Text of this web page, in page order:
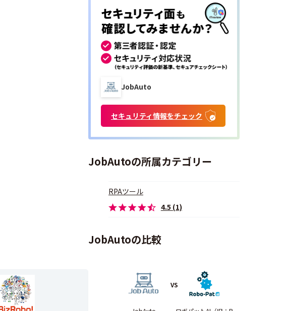
JobAuto
セキュリティ情報をチェック
JobAutoの所属カテゴリー
RPAツール
4.5 (1)
JobAutoの比較
VS